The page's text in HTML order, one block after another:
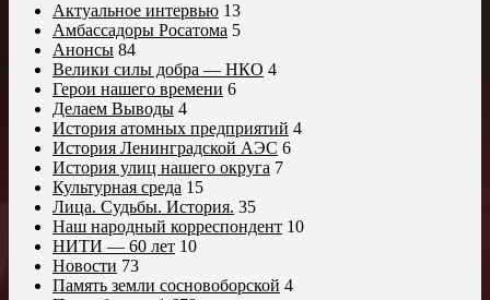
Актуальное интервью 13
Амбассадоры Росатома 5
Анонсы 84
Велики силы добра — НКО 4
Герои нашего времени 6
Делаем Выводы 4
История атомных предприятий 4
История Ленинградской АЭС 6
История улиц нашего округа 7
Культурная среда 15
Лица. Судьбы. История. 35
Наш народный корреспондент 10
НИТИ — 60 лет 10
Новости 73
Память земли сосновоборской 4